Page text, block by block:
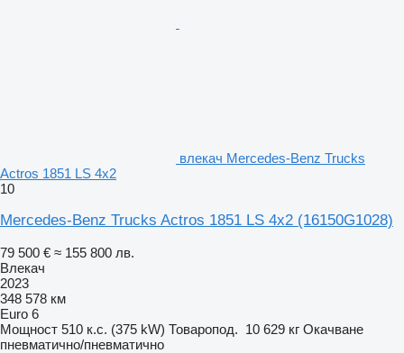
влекач Mercedes-Benz Trucks
Actros 1851 LS 4x2
10
Mercedes-Benz Trucks Actros 1851 LS 4x2 (16150G1028)
79 500 € ≈ 155 800 лв.
Влекач
2023
348 578 км
Euro 6
Мощност 510 к.с. (375 kW) Товаропод. 10 629 кг Окачване
пневматично/пневматично